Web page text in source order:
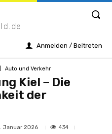
Anmelden / Beitreten
Auto und Verkehr
Kiel – Die
der
Januar 2026 434